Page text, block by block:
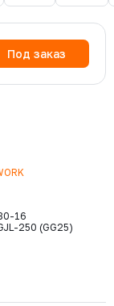
16
250 (GG25)
Под заказ